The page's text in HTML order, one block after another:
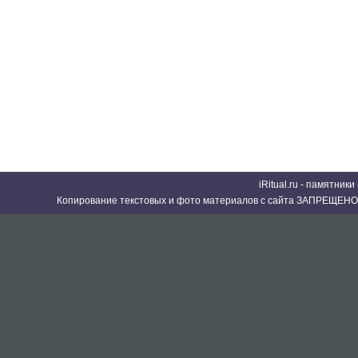
iRitual.ru -
Копирование текстовых и фото материалов с сайта